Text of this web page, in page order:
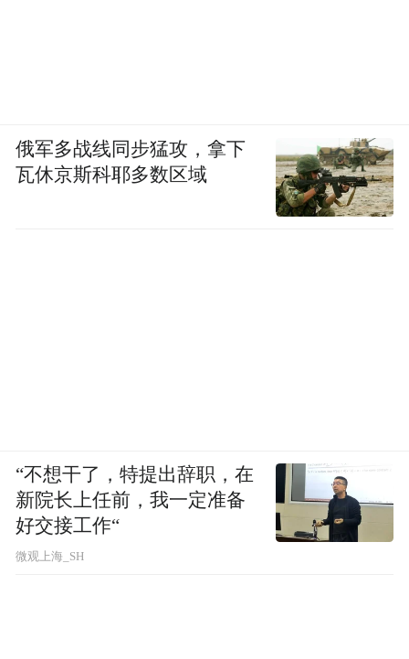
俄军多战线同步猛攻，拿下
瓦休京斯科耶多数区域
“不想干了，特提出辞职，在
新院长上任前，我一定准备
好交接工作“
微观上海_SH